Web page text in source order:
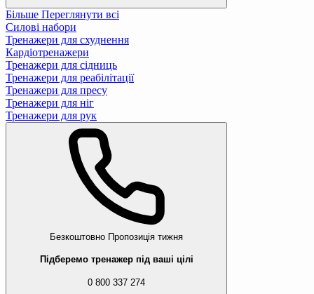
Більше Переглянути всі
Силові набори
Тренажери для схуднення
Кардіотренажери
Тренажери для сідниць
Тренажери для реабілітації
Тренажери для пресу
Тренажери для ніг
Тренажери для рук
Безкоштовно Пропозиція тижня
Підберемо тренажер під ваші цілі
0 800 337 274